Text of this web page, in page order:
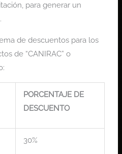
para generar un
de descuentos para los
de “CANIRAC” o
PORCENTAJE DE
DESCUENTO
30%